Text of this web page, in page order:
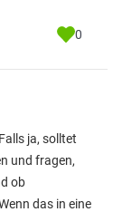
0
ja, solltet
und fragen,
ob
das in eine